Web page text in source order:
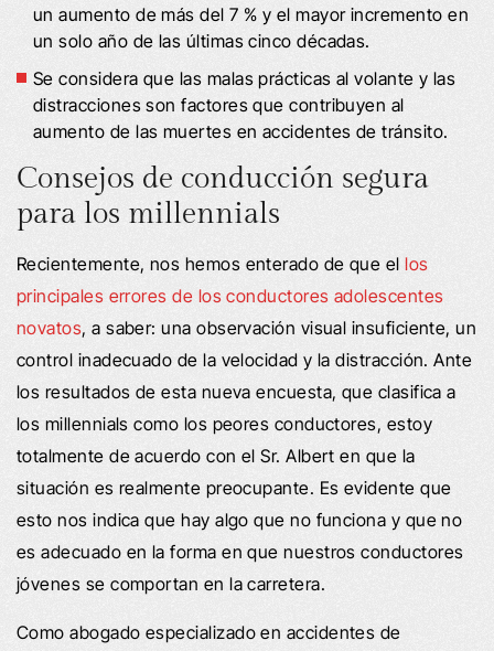
un aumento de más del 7 % y el mayor incremento en
un solo año de las últimas cinco décadas.
Se considera que las malas prácticas al volante y las
distracciones son factores que contribuyen al
aumento de las muertes en accidentes de tránsito.
Consejos de conducción segura
para los millennials
Recientemente, nos hemos enterado de que ellos
principales errores de los conductores adolescentes
novatos, a saber: una observación visual insuficiente, un
control inadecuado de la velocidad y la distracción. Ante
los resultados de esta nueva encuesta, que clasifica a
los millennials como los peores conductores, estoy
totalmente de acuerdo con el Sr. Albert en que la
situación es realmente preocupante. Es evidente que
esto nos indica que hay algo que no funciona y que no
es adecuado en la forma en que nuestros conductores
jóvenes se comportan en la carretera.
Como abogado especializado en accidentes de